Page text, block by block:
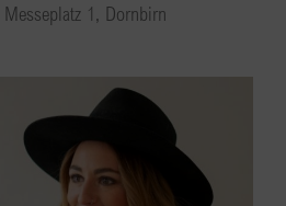
Messeplatz 1, Dornbirn